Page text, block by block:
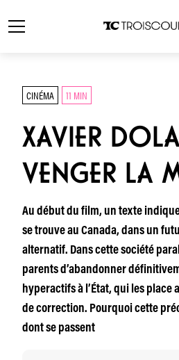
CINÉMA 11 MIN
XAVIER
VENGER LA
Au début du film, un texte
se trouve au Canada, dans un
alternatif. Dans cette société
parents d’abandonner
hyperactifs à l’État, qui les place
de correction. Pourquoi cette
dont se passent